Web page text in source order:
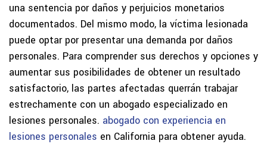
una sentencia por daños y perjuicios monetarios
documentados. Del mismo modo, la víctima lesionada
puede optar por presentar una demanda por daños
personales. Para comprender sus derechos y opciones y
aumentar sus posibilidades de obtener un resultado
satisfactorio, las partes afectadas querrán trabajar
estrechamente con un abogado especializado en
lesiones personales. abogado con experiencia en
lesiones personales en California para obtener ayuda.